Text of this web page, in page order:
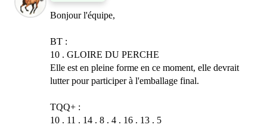
Bonjour l'équipe,
BT :
10 . GLOIRE DU PERCHE
Elle est en pleine forme en ce moment, elle devrait
lutter pour participer à l'emballage final.
TQQ+ :
10 . 11 . 14 . 8 . 4 . 16 . 13 . 5